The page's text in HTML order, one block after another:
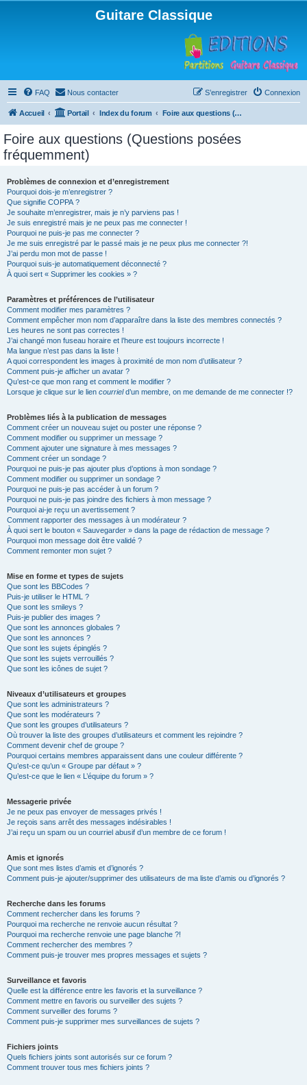
Guitare Classique
FAQ Nous contacter Connexion
S’enregistrer
Accueil Portail Index du forum Foire aux questions (Questions posées fréquemment)
Foire aux questions (Questions posées
fréquemment)
Problèmes de connexion et d’enregistrement
Pourquoi dois-je m’enregistrer ?
Que signifie COPPA ?
Je souhaite m’enregistrer, mais je n’y parviens pas !
Je suis enregistré mais je ne peux pas me connecter !
Pourquoi ne puis-je pas me connecter ?
Je me suis enregistré par le passé mais je ne peux plus me connecter ?!
J’ai perdu mon mot de passe !
Pourquoi suis-je automatiquement déconnecté ?
À quoi sert « Supprimer les cookies » ?
Paramètres et préférences de l’utilisateur
Comment modifier mes paramètres ?
Comment empêcher mon nom d’apparaître dans la liste des membres connectés ?
Les heures ne sont pas correctes !
J’ai changé mon fuseau horaire et l’heure est toujours incorrecte !
Ma langue n’est pas dans la liste !
A quoi correspondent les images à proximité de mon nom d’utilisateur ?
Comment puis-je afficher un avatar ?
Qu’est-ce que mon rang et comment le modifier ?
Lorsque je clique sur le lien courrield’un membre, on me demande de me connecter !?
Problèmes liés à la publication de messages
Comment créer un nouveau sujet ou poster une réponse ?
Comment modifier ou supprimer un message ?
Comment ajouter une signature à mes messages ?
Comment créer un sondage ?
Pourquoi ne puis-je pas ajouter plus d’options à mon sondage ?
Comment modifier ou supprimer un sondage ?
Pourquoi ne puis-je pas accéder à un forum ?
Pourquoi ne puis-je pas joindre des fichiers à mon message ?
Pourquoi ai-je reçu un avertissement ?
Comment rapporter des messages à un modérateur ?
À quoi sert le bouton « Sauvegarder » dans la page de rédaction de message ?
Pourquoi mon message doit être validé ?
Comment remonter mon sujet ?
Mise en forme et types de sujets
Que sont les BBCodes ?
Puis-je utiliser le HTML ?
Que sont les smileys ?
Puis-je publier des images ?
Que sont les annonces globales ?
Que sont les annonces ?
Que sont les sujets épinglés ?
Que sont les sujets verrouillés ?
Que sont les icônes de sujet ?
Niveaux d’utilisateurs et groupes
Que sont les administrateurs ?
Que sont les modérateurs ?
Que sont les groupes d’utilisateurs ?
Où trouver la liste des groupes d’utilisateurs et comment les rejoindre ?
Comment devenir chef de groupe ?
Pourquoi certains membres apparaissent dans une couleur différente ?
Qu’est-ce qu’un « Groupe par défaut » ?
Qu’est-ce que le lien « L’équipe du forum » ?
Messagerie privée
Je ne peux pas envoyer de messages privés !
Je reçois sans arrêt des messages indésirables !
J’ai reçu un spam ou un courriel abusif d’un membre de ce forum !
Amis et ignorés
Que sont mes listes d’amis et d’ignorés ?
Comment puis-je ajouter/supprimer des utilisateurs de ma liste d’amis ou d’ignorés ?
Recherche dans les forums
Comment rechercher dans les forums ?
Pourquoi ma recherche ne renvoie aucun résultat ?
Pourquoi ma recherche renvoie une page blanche ?!
Comment rechercher des membres ?
Comment puis-je trouver mes propres messages et sujets ?
Surveillance et favoris
Quelle est la différence entre les favoris et la surveillance ?
Comment mettre en favoris ou surveiller des sujets ?
Comment surveiller des forums ?
Comment puis-je supprimer mes surveillances de sujets ?
Fichiers joints
Quels fichiers joints sont autorisés sur ce forum ?
Comment trouver tous mes fichiers joints ?